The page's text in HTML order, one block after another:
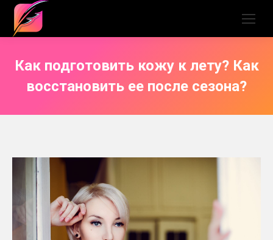
Как подготовить кожу к лету? Как
восстановить ее после сезона?